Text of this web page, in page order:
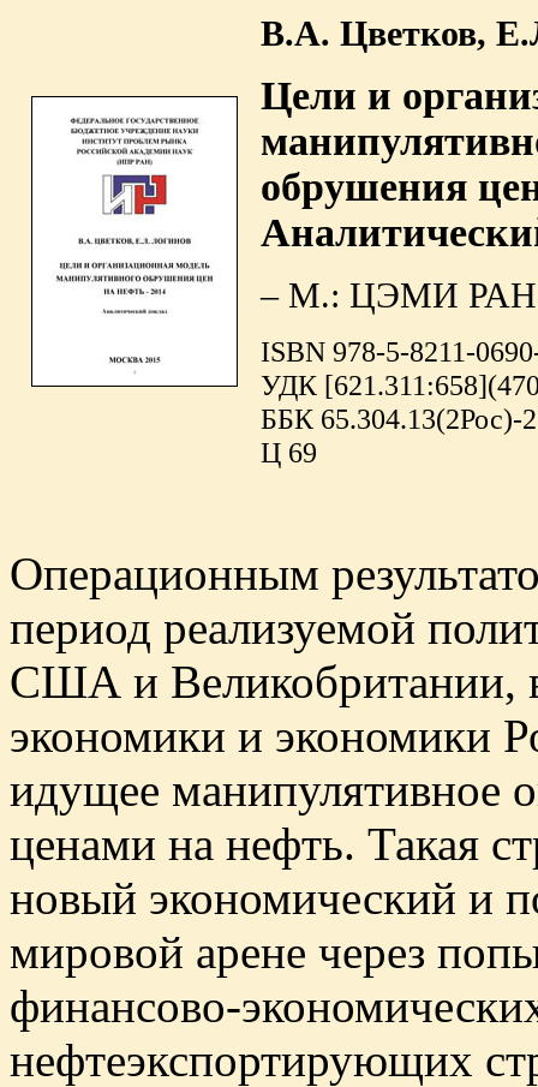
В.А. Цветков,
Цели и
обрушения
– М.: ЦЭМИ РАН
ISBN 978-5-8211-
УДК
ББК 65.304.13(2Рос)-2
Ц 69
Операционным
период реализуемой
США и Великобритании,
экономики и экономики
идущее манипулятивное
ценами на нефть. Такая
новый экономический и
мировой арене через
финансово-
нефтеэкспортирующих